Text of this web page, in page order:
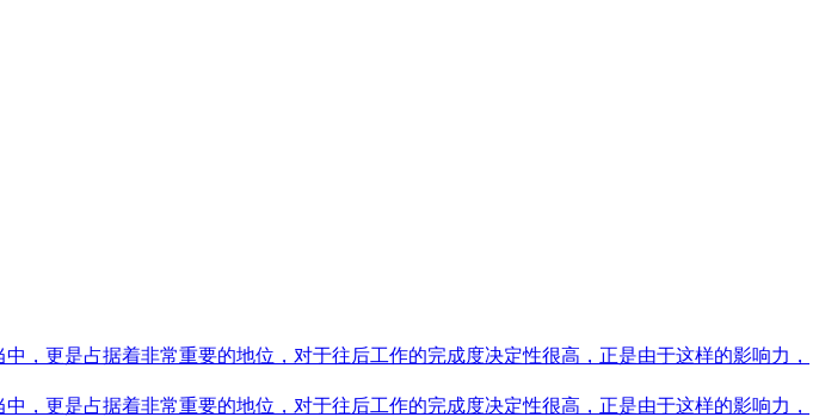
，更是占据着非常重要的地位，对于往后工作的完成度决定性很高，正是由于这样的影响力，
，更是占据着非常重要的地位，对于往后工作的完成度决定性很高，正是由于这样的影响力，